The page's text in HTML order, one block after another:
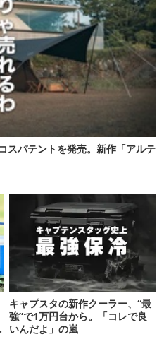
スパテントを発売。新作「アルテ
キャプスタの新作クーラー、“最
強”で1万円台から。「コレで良
いんだよ」の嵐